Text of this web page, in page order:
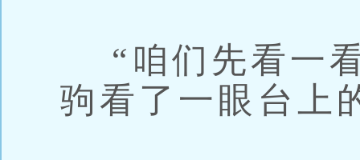
“咱们先看一
驹看了一眼台上